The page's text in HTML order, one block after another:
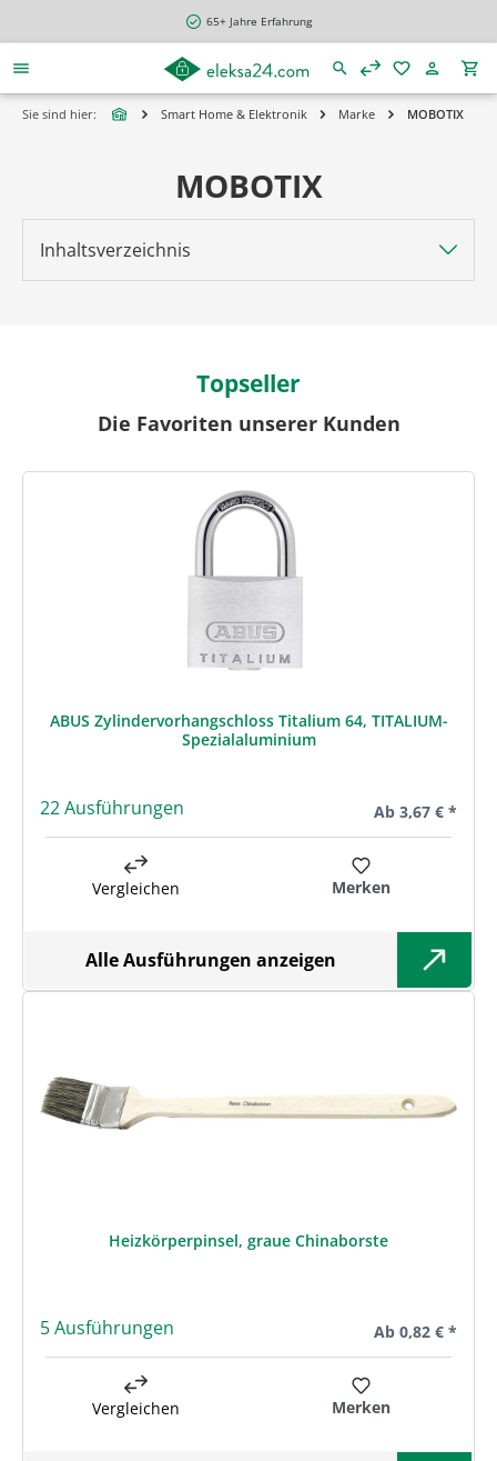
65+ Jahre Erfahrung
Sie sind hier: Smart Home & Elektronik Marke MOBOTIX
Inhaltsverzeichnis
MOBOTIX
Topseller
Die Favoriten unserer Kunden
ABUS Zylindervorhangschloss Titalium 64, TITALIUM-
Spezialaluminium
22 Ausführungen Regulärer Preis:
Ab 3,67 € *
Vergleichen Merken
Alle Ausführungen anzeigen
Heizkörperpinsel, graue Chinaborste
5 Ausführungen Regulärer Preis:
Ab 0,82 € *
Vergleichen Merken